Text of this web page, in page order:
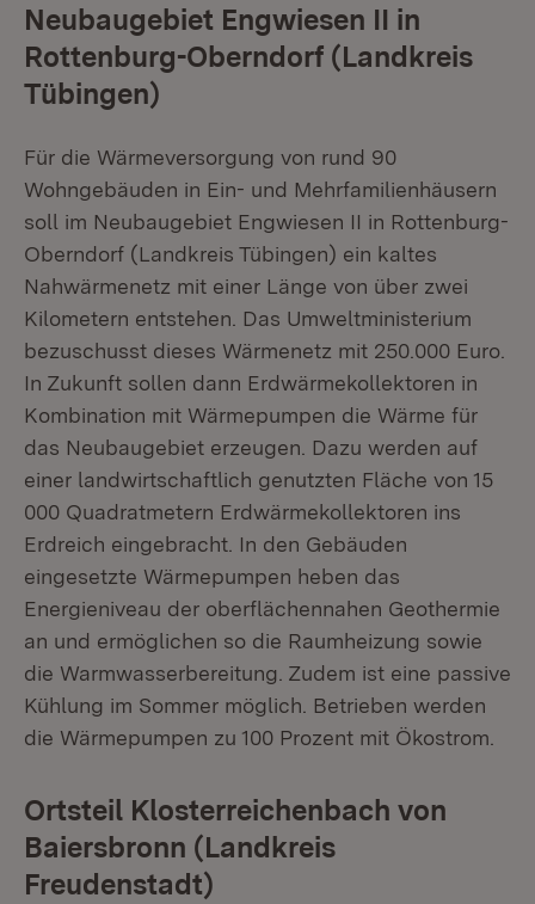
Neubaugebiet Engwiesen II in
Rottenburg-Oberndorf (Landkreis
Tübingen)
Für die Wärmeversorgung von rund 90
Wohngebäuden in Ein- und Mehrfamilienhäusern
soll im Neubaugebiet Engwiesen II in Rottenburg-
Oberndorf (Landkreis Tübingen) ein kaltes
Nahwärmenetz mit einer Länge von über zwei
Kilometern entstehen. Das Umweltministerium
bezuschusst dieses Wärmenetz mit 250.000 Euro.
In Zukunft sollen dann Erdwärmekollektoren in
Kombination mit Wärmepumpen die Wärme für
das Neubaugebiet erzeugen. Dazu werden auf
einer landwirtschaftlich genutzten Fläche von 15
000 Quadratmetern Erdwärmekollektoren ins
Erdreich eingebracht. In den Gebäuden
eingesetzte Wärmepumpen heben das
Energieniveau der oberflächennahen Geothermie
an und ermöglichen so die Raumheizung sowie
die Warmwasserbereitung. Zudem ist eine passive
Kühlung im Sommer möglich. Betrieben werden
die Wärmepumpen zu 100 Prozent mit Ökostrom.
Ortsteil Klosterreichenbach von
Baiersbronn (Landkreis
Freudenstadt)